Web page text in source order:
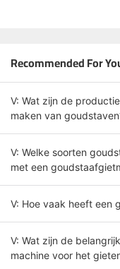
Recommended For
V: Wat zijn de
maken van
V: Welke soorten
met een
V: Hoe vaak heeft een
V: Wat zijn de
machine voor het